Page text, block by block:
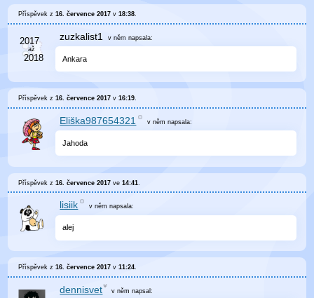
Příspěvek z16. července 2017 v18:38.
zuzkalist1 v něm napsala:
Ankara
Příspěvek z16. července 2017 v16:19.
Eliška987654321 v němnapsala:
Jahoda
Příspěvek z16. července 2017 ve14:41
lisiik v němnapsala:
alej
Příspěvek z16. července 2017 v11:24
dennisvet v něm napsal: